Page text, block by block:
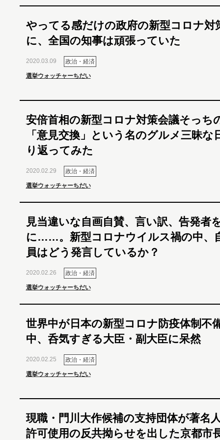
やってる感だけの政府の新型コロナ対
に、全国の知事は頑張っていた
2020.03.09 政治・経済
選挙ウォッチャーちだい
安倍首相の新型コロナ対策会議そっち
「意見交換」という名のグルメ三昧な
り返ってみた
2020.02.29 政治・経済
選挙ウォッチャーちだい
見当違いな自画自賛、言い訳、告発者
に……。新型コロナウイルス禍の中、
員はどう発言しているか？
2020.02.26 政治・経済
選挙ウォッチャーちだい
世界中が日本の新型コロナ防疫体制不
中、呑気すぎる大臣・副大臣に呆然
2020.02.25 政治・経済
選挙ウォッチャーちだい
現職・門川大作候補の支持団体が著名
許可使用の反共拗らせを出した京都市